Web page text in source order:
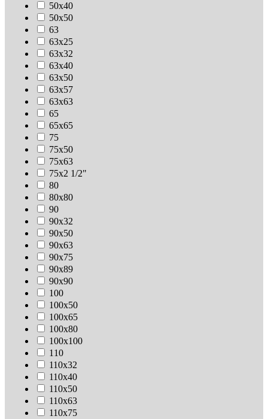
50х40
50х50
63
63х25
63х32
63х40
63х50
63х57
63х63
65
65х65
75
75х50
75х63
75х2 1/2"
80
80х80
90
90х32
90х50
90х63
90х75
90х89
90х90
100
100х50
100х65
100х80
100х100
110
110х32
110х40
110х50
110х63
110х75